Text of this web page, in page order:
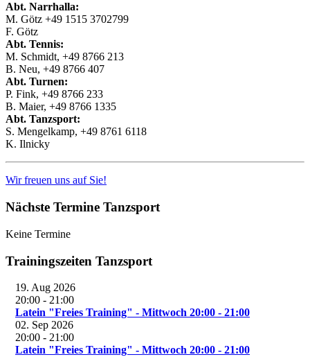
Abt. Narrhalla:
M. Götz +49 1515 3702799
F. Götz
Abt. Tennis:
M. Schmidt, +49 8766 213
B. Neu, +49 8766 407
Abt. Turnen:
P. Fink, +49 8766 233
B. Maier, +49 8766 1335
Abt. Tanzsport:
S. Mengelkamp, +49 8761 6118
K. Ilnicky
Wir freuen uns auf Sie!
Nächste Termine Tanzsport
Keine Termine
Trainingszeiten Tanzsport
19. Aug 2026
20:00 - 21:00
Latein "Freies Training" - Mittwoch 20:00 - 21:00
02. Sep 2026
20:00 - 21:00
Latein "Freies Training" - Mittwoch 20:00 - 21:00